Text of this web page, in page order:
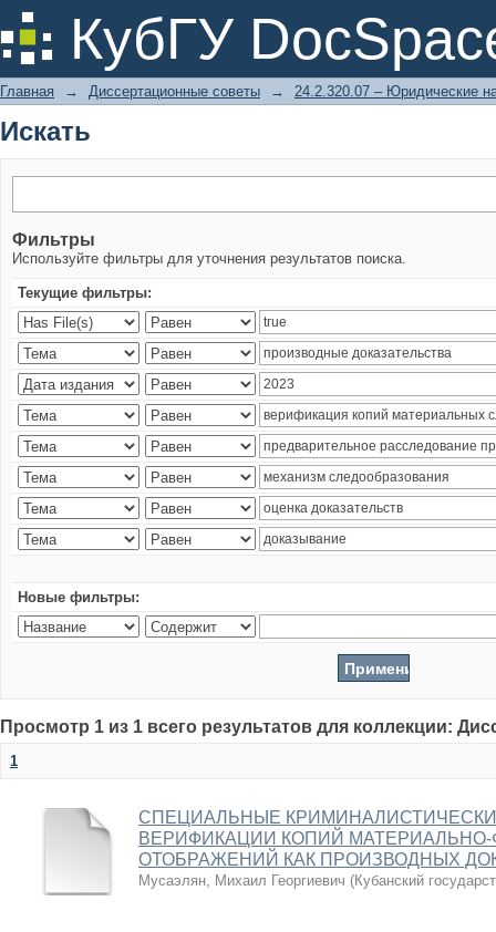
КубГУ
Искать
Главная → Диссертационные советы → 24.2.320.07 – Юридические
Искать
Фильтры
Используйте фильтры для уточнения результатов поиска.
Текущие фильтры:
Новые фильтры:
Просмотр 1 из 1 всего результатов для коллекции:
1
СПЕЦИАЛЬНЫЕ
ВЕРИФИКАЦИИ КОПИЙ
ОТОБРАЖЕНИЙ КАК ПРОИЗВОДНЫХ
Мусаэлян, Михаил Георгиевич (Кубанский